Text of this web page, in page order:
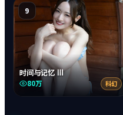
9
时间与记忆 Ⅲ
80万 科幻